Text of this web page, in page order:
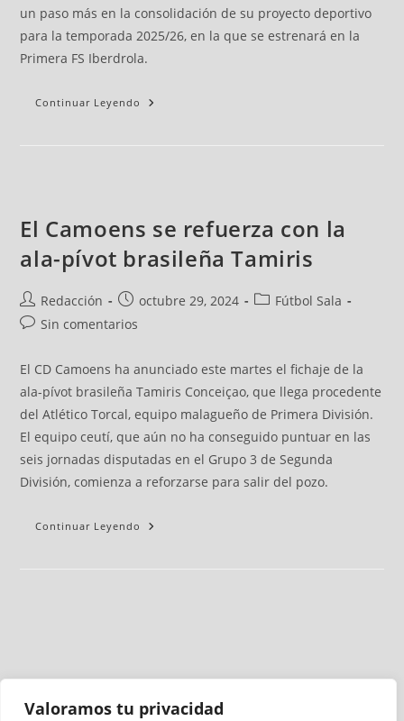
Valoramos tu privacidad
un paso más en la consolidación de su proyecto deportivo
para la temporada 2025/26, en la que se estrenará en la
Primera FS Iberdrola.
Continuar Leyendo
El Camoens se refuerza con la
ala-pívot brasileña Tamiris
Redacción octubre 29, 2024
Fútbol Sala
Sin comentarios
El CD Camoens ha anunciado este martes el fichaje de la
ala-pívot brasileña Tamiris Conceiçao, que llega procedente
del Atlético Torcal, equipo malagueño de Primera División.
El equipo ceutí, que aún no ha conseguido puntuar en las
seis jornadas disputadas en el Grupo 3 de Segunda
División, comienza a reforzarse para salir del pozo.
Continuar Leyendo